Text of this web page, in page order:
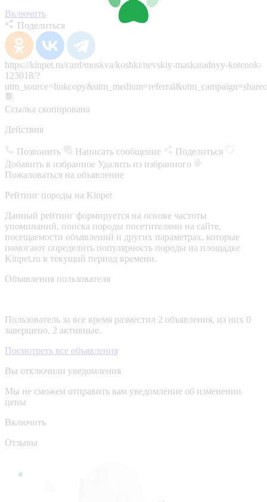
Включить
Поделиться
https://kinpet.ru/card/moskva/koshki/nevskiy-maskaradnyy-kotenok-
123018/?
Ссылка скопирована
Действия
Позвонить Написать сообщение
Поделиться
Добавить в избранное Удалить из избранного
Пожаловаться на объявление
Рейтинг породы на Kinpet
Данный рейтинг формируется на основе частоты
упоминаний, поиска породы посетителями на сайте,
посещаемости объявлений и других параметрах, которые
помогают определить популярность породы на площадке
Kinpet.ru в текущий период времени.
Объявления пользователя
Пользователь за все время разместил 2 объявления, из них 0
завершено, 2 активные.
Посмотреть все объявления
Вы отключили уведомления
Мы не сможем отправить вам уведомление об изменении
цены
Включить
Отзывы